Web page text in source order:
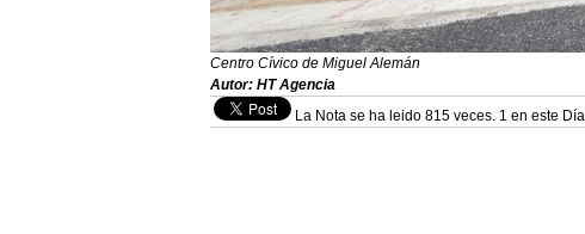
Centro Cívico de Miguel Alemán
Autor: HT Agencia
La Nota se ha leido 815 veces. 1 en este Día.